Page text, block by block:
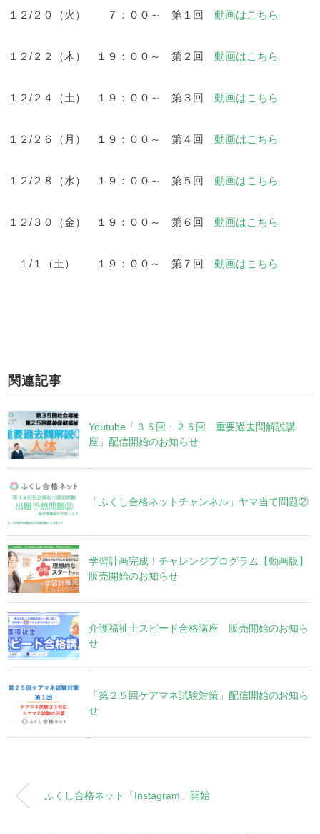
１２/２０（火） ７：００～ 第１回動画はこちら
１２/２２（木） １９：００～ 第２回動画はこちら
１２/２４（土） １９：００～ 第３回動画はこちら
１２/２６（月） １９：００～ 第４回動画はこちら
１２/２８（水） １９：００～ 第５回動画はこちら
１２/３０（金） １９：００～ 第６回動画はこちら
１/１（土） １９：００～ 第７回動画はこちら
関連記事
Youtube「３５回・２５回 重要過去問解説講
座」配信開始のお知らせ
「ふくし合格ネットチャンネル」ヤマ当て問題②
学習計画完成！チャレンジプログラム【動画版】
販売開始のお知らせ
介護福祉士スピード合格講座 販売開始のお知ら
せ
「第２５回ケアマネ試験対策」配信開始のお知ら
せ
ふくし合格ネット「Instagram」開始